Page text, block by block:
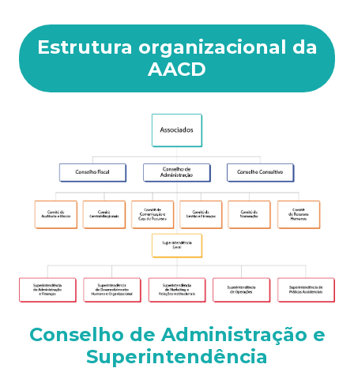
Estrutura organizacional da
AACD
Conselho de Administração e
Superintendência